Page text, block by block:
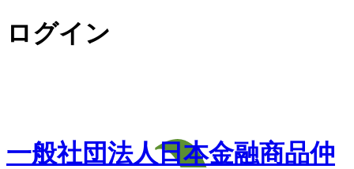
ログイン
一般社団法人日本金融商品仲